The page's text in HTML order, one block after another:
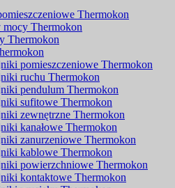
Thermokon
mocy Thermokon
Thermokon
pomieszczeniowe Thermokon
ruchu Thermokon
pendulum Thermokon
sufitowe Thermokon
zewnętrzne Thermokon
kanałowe Thermokon
zanurzeniowe Thermokon
kablowe Thermokon
powierzchniowe Thermokon
kontaktowe Thermokon